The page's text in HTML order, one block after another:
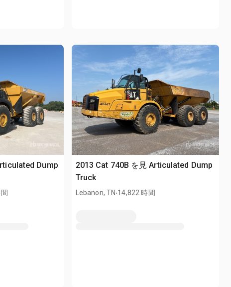
Dump
2013 Cat 740B を見 Articulated Dump
Truck
Lebanon, TN.14,822 時間